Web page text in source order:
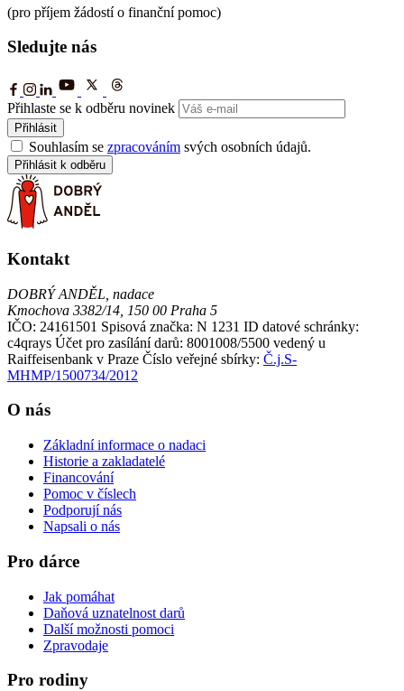
(pro příjem žádostí o finanční pomoc)
Sledujte nás
Přihlaste se k odběru novinek
Přihlásit
Souhlasím se zpracováním svých osobních údajů.
Přihlásit k odběru
Kontakt
DOBRÝ ANDĚL, nadace
Kmochova 3382/14, 150 00 Praha 5
IČO: 24161501 Spisová značka: N 1231 ID datové schránky:
c4qrays Účet pro zasílání darů: 8001008/5500 vedený u
Raiffeisenbank v Praze Číslo veřejné sbírky: Č.j.S-
MHMP/1500734/2012
O nás
Základní informace o nadaci
Historie a zakladatelé
Financování
Pomoc v číslech
Podporují nás
Napsali o nás
Pro dárce
Jak pomáhat
Daňová uznatelnost darů
Další možnosti pomoci
Zpravodaje
Pro rodiny